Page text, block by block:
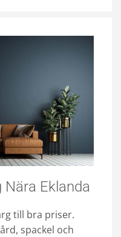
Eklanda
till bra priser.
spackel och